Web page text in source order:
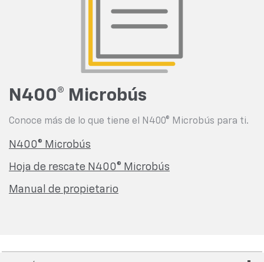
N400® Microbús
Conoce más de lo que tiene el N400® Microbús para ti.
N400® Microbús
Hoja de rescate N400® Microbús
Manual de propietario